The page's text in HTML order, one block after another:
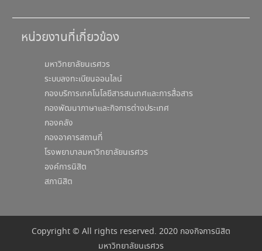
หน่วยงานที่เกี่ยวข้อง
มหาวิทยาลัยนเรศวร
ระบบลงทะเบียนออนไลน์
กองบริการเทคโนโลยีสารสนเทศและการสื่อสาร
กองพัฒนาภาษาและกิจการต่างประเทศ
กองคลัง
กองอาคารสถานที่
โรงพยาบาลมหาวิทยาลัยนเรศวร
องค์การนิสิต
สภานิสิต
Copyright © All rights reserved. 2020 กองกิจการนิสิต
มหาวิทยาลัยนเรศวร